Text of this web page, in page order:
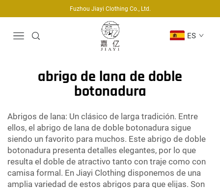
Fuzhou Jiayi Clothing Co., Ltd.
ES
abrigo de lana de doble
botonadura
Abrigos de lana: Un clásico de larga tradición. Entre
ellos, el abrigo de lana de doble botonadura sigue
siendo un favorito para muchos. Este abrigo de doble
botonadura presenta detalles elegantes, por lo que
resulta el doble de atractivo tanto con traje como con
camisa formal. En Jiayi Clothing disponemos de una
amplia variedad de estos abrigos para que elijas. Son